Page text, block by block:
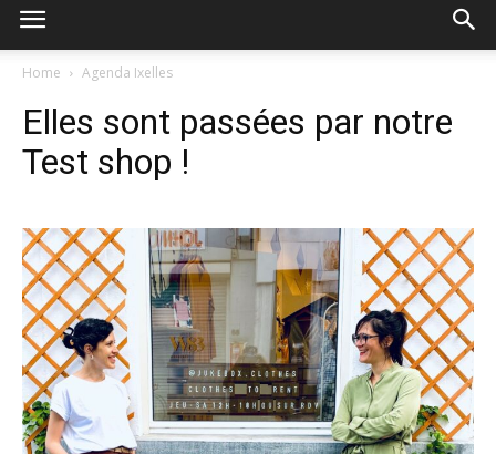
XXL
–
Ondernemen
XXL
Home Agenda Ixelles
Elles sont passées par notre
Test shop !